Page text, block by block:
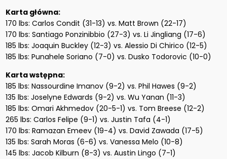
Karta główna:
170 lbs: Carlos Condit (31-13) vs. Matt Brown (22-17)
170 lbs: Santiago Ponzinibbio (27-3) vs. Li Jingliang (17-6)
185 lbs: Joaquin Buckley (12-3) vs. Alessio Di Chirico (12-5)
185 lbs: Punahele Soriano (7-0) vs. Dusko Todorovic (10-0)
Karta wstępna:
185 lbs: Nassourdine Imanov (9-2) vs. Phil Hawes (9-2)
135 lbs: Joselyne Edwards (9-2) vs. Wu Yanan (11-3)
185 lbs: Omari Akhmedov (20-5-1) vs. Tom Breese (12-2)
265 lbs: Carlos Felipe (9-1) vs. Justin Tafa (4-1)
170 lbs: Ramazan Emeev (19-4) vs. David Zawada (17-5)
135 lbs: Sarah Moras (6-6) vs. Vanessa Melo (10-8)
145 lbs: Jacob Kilburn (8-3) vs. Austin Lingo (7-1)